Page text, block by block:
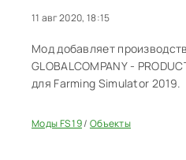
11 авг 2020, 18:15
Мод добавляет
GLOBALCOMPANY -
для Farming Simulator 2019.
Моды FS 19/ Объекты